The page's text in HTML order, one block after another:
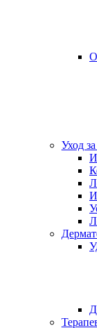
Уход